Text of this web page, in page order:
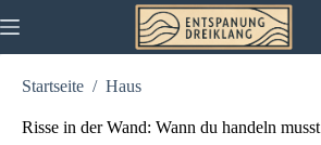
Inhalt
Startseite / Haus
Risse in der Wand: Wann du handeln musst